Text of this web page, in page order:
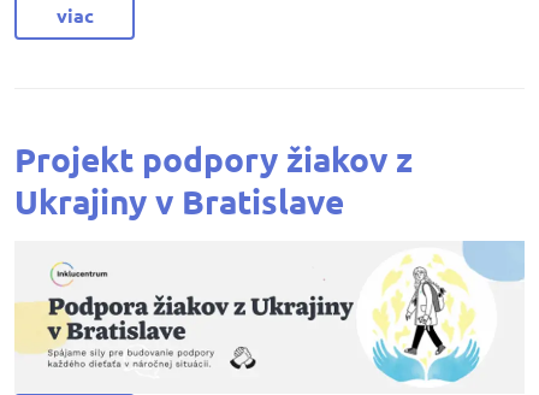
viac
Projekt podpory žiakov z
Ukrajiny v Bratislave